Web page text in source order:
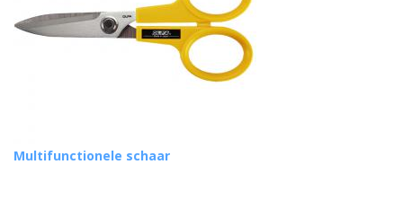
Multifunctionele schaar